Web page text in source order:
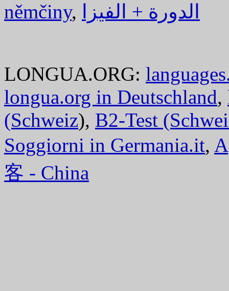
němčiny, الدورة + الفيزا
LONGUA.ORG:
longua.org in Deutschland,
(Schweiz), B2-Test
Soggiorni in Germania.it,
客 - China